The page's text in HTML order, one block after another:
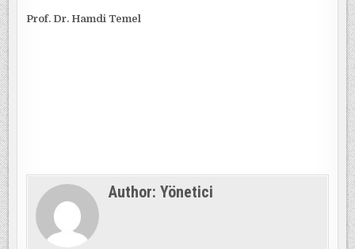
Prof. Dr. Hamdi Temel
Author:Yönetici